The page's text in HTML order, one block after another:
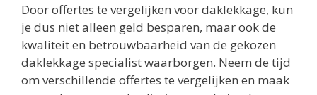
Door offertes te vergelijken voor daklekkage, kun
je dus niet alleen geld besparen, maar ook de
kwaliteit en betrouwbaarheid van de gekozen
daklekkage specialist waarborgen. Neem de tijd
om verschillende offertes te vergelijken en maak